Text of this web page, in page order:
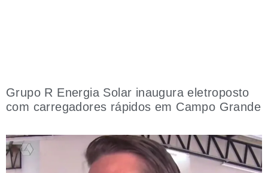
Grupo R Energia Solar inaugura eletroposto
com carregadores rápidos em Campo Grande